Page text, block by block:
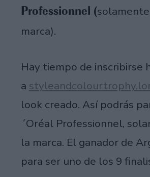
Professionnel (
marca).
Hay tiempo de inscribirse
a
look creado. Así podrás
´Oréal Professionnel,
la marca. El ganador de
para ser uno de los 9